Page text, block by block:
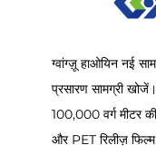
ग्वांग्ज़ू हाओयिन नई
प्रसारण सामग्री
100,000 वर्ग मीटर
और PET रिलीज़